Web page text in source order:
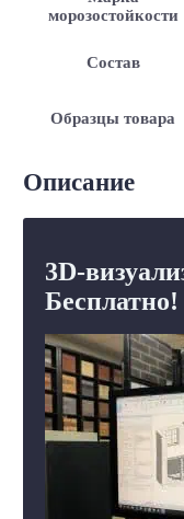
морозостойкости
Состав
Образцы товара
Описание
3D-
Бесплатно!